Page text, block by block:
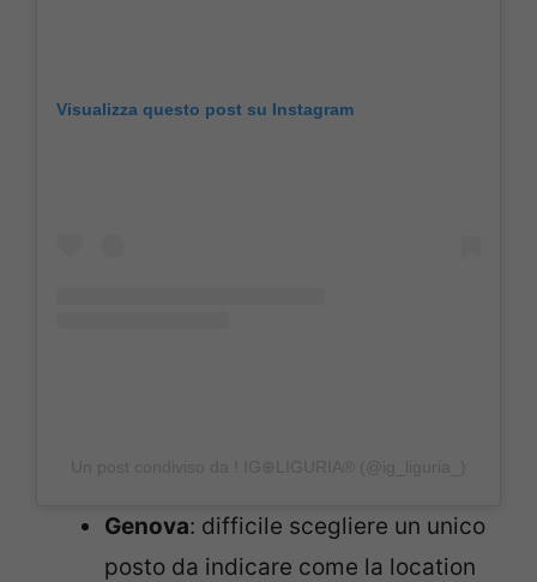
Visualizza questo post su Instagram
Genova: difficile scegliere un unico
posto da indicare come la location